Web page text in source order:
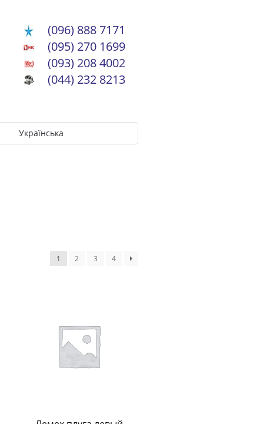
(096) 888 7171
(095) 270 1699
(093) 208 4002
(044) 232 8213
Українська
1 2 3 4